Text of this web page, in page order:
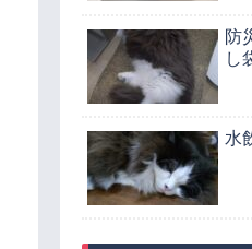
防
し
水